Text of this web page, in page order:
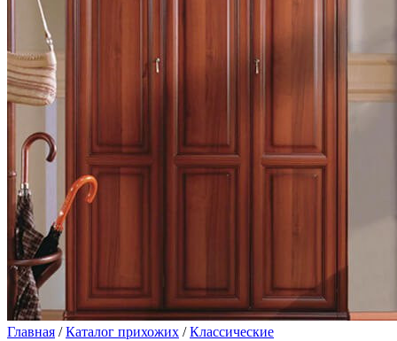
Главная /Каталог прихожих /Классические